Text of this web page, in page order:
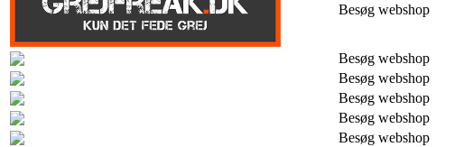
Besøg webshop
Besøg webshop
Besøg webshop
Besøg webshop
Besøg webshop
Besøg webshop